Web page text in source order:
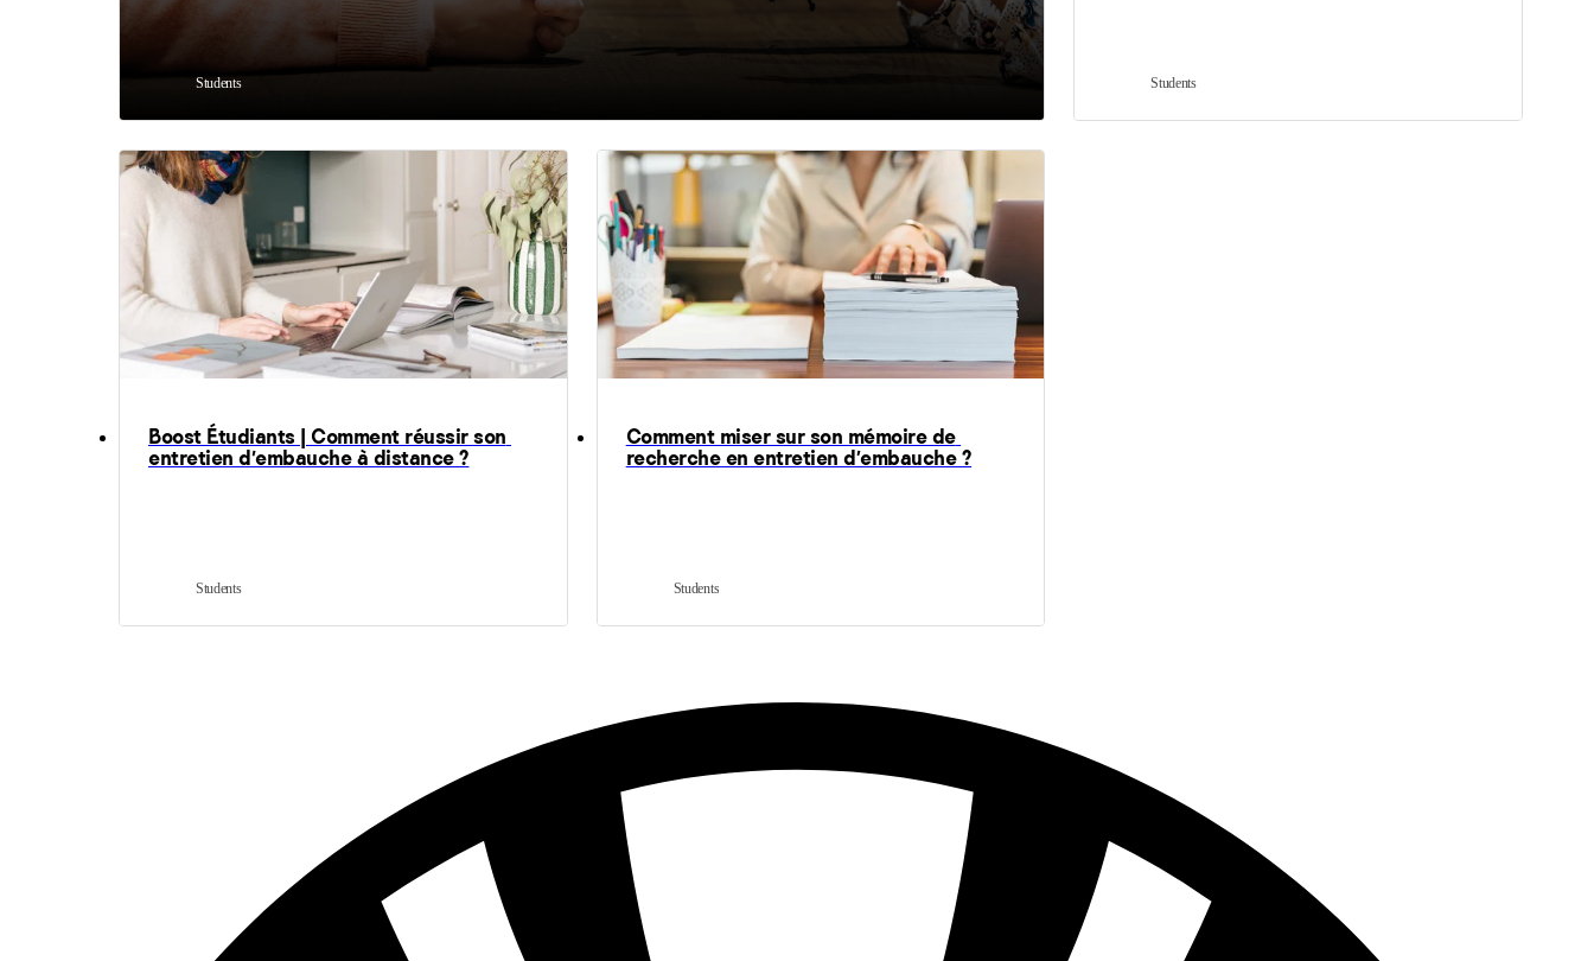
Students Students
Boost Étudiants | Comment réussir son
entretien d’embauche à distance ?
Students
Comment miser sur son mémoire de
recherche en entretien d'embauche ?
Students